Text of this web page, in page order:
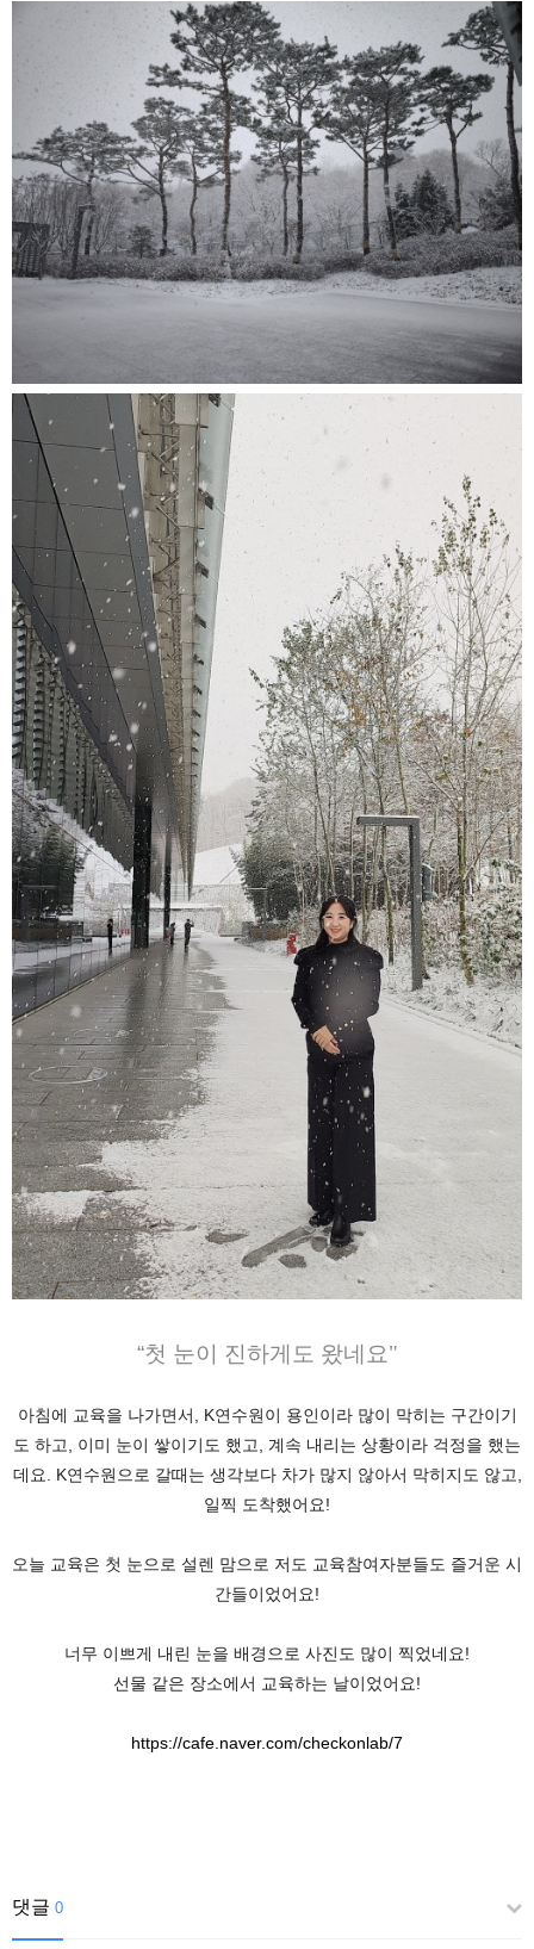
“첫 눈이 진하게도 왔네요"
아침에 교육을 나가면서 , K연수원이 용인이라 많이 막히는 구간이기
도 하고
이미 눈이 쌓이기도 했고 계속 내리는 상황이라 걱정을 했는
데요 . K연수원으로 갈때는 생각보다 차가 많지 않아서 막히지도 않고
일찍 도착했어요!
오늘 교육은 첫 눈으로 설렌 맘으로 저도 교육참여자분들도 즐거운 시
간들이었어요!
너무 이쁘게 내린 눈을 배경으로 사진도 많이 찍었네요!
선물 같은 장소에서 교육하는 날이었어요!
https://cafe.naver.com/checkonlab/7
댓글 0